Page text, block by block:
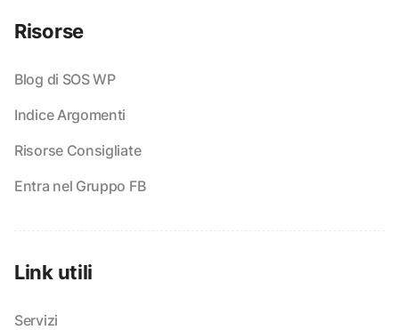
Risorse
Blog di SOS WP
Indice Argomenti
Risorse Consigliate
Entra nel Gruppo FB
Link utili
Servizi